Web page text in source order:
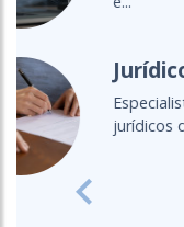
Previous